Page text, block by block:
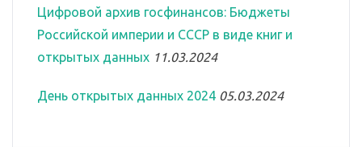
Цифровой архив госфинансов: Бюджеты
Российской империи и СССР в виде книг и
открытых данных 11.03.2024
День открытых данных 2024 05.03.2024